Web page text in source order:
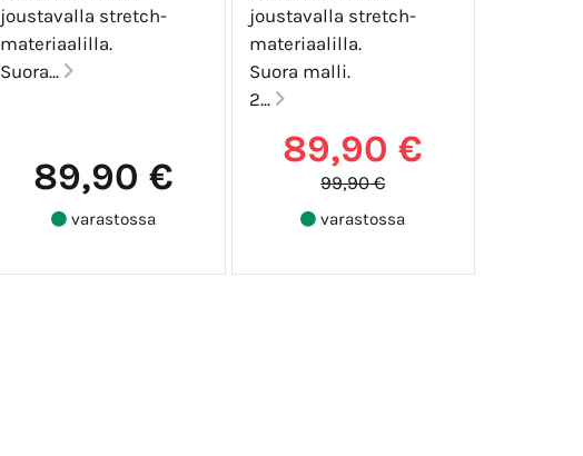
joustavalla stretch-
materiaalilla.
Suora...
89,90 €
varastossa
joustavalla stretch-
materiaalilla.
Suora malli.
2...
89,90 €
99,90 €
varastossa